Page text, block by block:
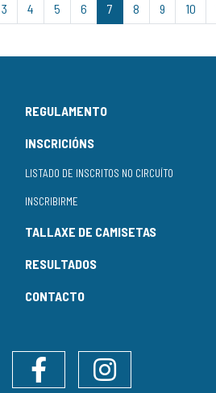
3 4 5 6 7 8 9 10
REGULAMENTO
INSCRICIÓNS
LISTADO DE INSCRITOS NO CIRCUÍTO
INSCRIBIRME
TALLAXE DE CAMISETAS
RESULTADOS
CONTACTO
Instagram